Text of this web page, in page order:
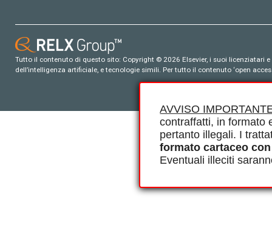
AVVISO
contraffatti, in formato
pertanto illegali. I
formato cartaceo
Eventuali illeciti
Tutto il contenuto di questo sito: Copyright © 2026 Elsevier, i suoi
dell’intelligenza artificiale, e tecnologie simili. Per tutto il contenuto ‘open